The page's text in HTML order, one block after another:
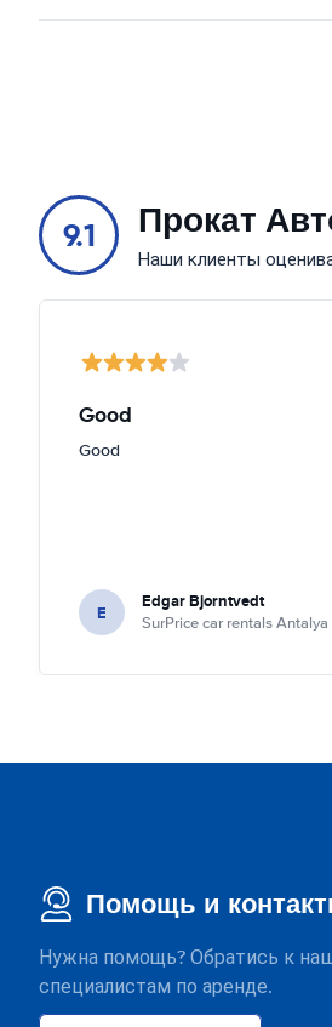
9.1 Прокат
Наши клиенты
Good
Good
E Edgar Bjorntvedt
SurPrice car rentals
Помощь и
Нужна помощь? Обратись к
специалистам по аренде.